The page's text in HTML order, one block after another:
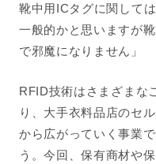
靴中用ICタグに関して
一般的かと思いますが
で邪魔になりません 」
RFID技術はさまざまな
り、大手衣料品店のセ
から広がっていく事業
う。今回、保有商材や